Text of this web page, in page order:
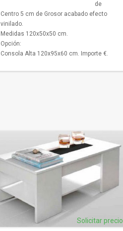
de
Centro 5 cm de Grosor acabado efecto
vinilado.
Medidas 120x50x50 cm.
Opción:
Consola Alta 120x95x60 cm. Importe €.
Solicitar precio